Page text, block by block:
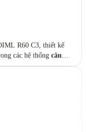
R60 C3, thiết kế
các hệ thống cân
liệu hợp kim thép mạ